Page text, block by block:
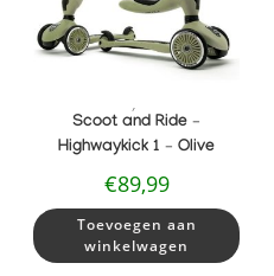
,
Scoot and Ride –
Highwaykick 1 – Olive
€89,99
Toevoegen aan
winkelwagen